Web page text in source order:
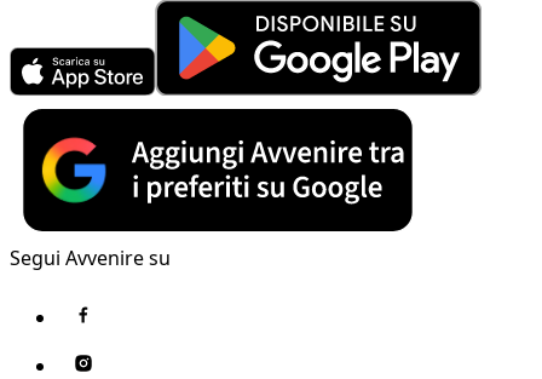
Segui Avvenire su